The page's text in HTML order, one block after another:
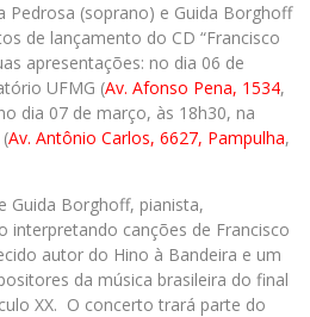
Pedrosa (soprano) e Guida Borghoff
de lançamento do CD “Francisco
apresentações: no dia 06 de
UFMG (Av. Afonso Pena, 1534,
dia 07 de março, às 18h30, na
Av. Antônio Carlos, 6627, Pampulha,
Guida Borghoff, pianista,
interpretando canções de Francisco
autor do Hino à Bandeira e um
da música brasileira do final
XX. O concerto trará parte do